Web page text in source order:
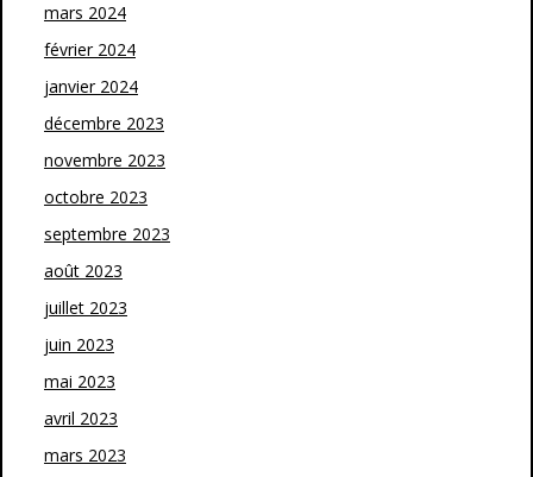
mars 2024
février 2024
janvier 2024
décembre 2023
novembre 2023
octobre 2023
septembre 2023
août 2023
juillet 2023
juin 2023
mai 2023
avril 2023
mars 2023